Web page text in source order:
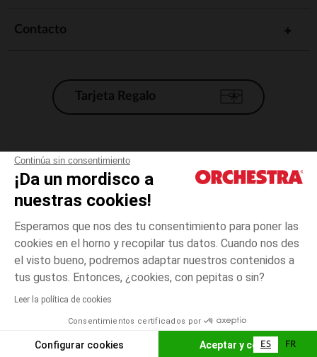
Continúa sin consentimiento
¡Da un mordisco a
nuestras cookies!
Esperamos que nos des tu consentimiento para poner las
cookies en el horno y recopilar tus datos. Cuando nos des
el visto bueno, podremos adaptar nuestros contenidos a
tus gustos. Entonces, ¿cookies, con pepitas o sin?
Leer la política de cookies
Consentimientos certificados por
Configurar cookies Aceptar y cerrar
Verde
4
El pago medidante
AÑADIR A LA CESTA
Contacto
Tarjeta Regalo
Condiciones generales de venta
Aviso Legal
*Condiciones de las ofertas actuales
Gestión de las cookies
Accesibilidad: no conforme
Orchestra adhiere al código de ética de la Federación Francesa de comercio
electrónico y venta a distancia (FEVAD) y al sistema de mediación de
ES FR